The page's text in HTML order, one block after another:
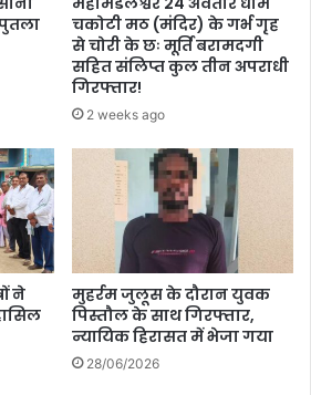
पुतला
चकोटी मठ (मंदिर) के गर्भ गृह
से चोरी के छः मूर्ति बरामदगी
सहित संलिप्त कुल तीन अपराधी
गिरफ्तार!
2 weeks ago
ने
मुहर्रम जुलूस के दौरान युवक
पिस्तौल के साथ गिरफ्तार,
न्यायिक हिरासत में भेजा गया
28/06/2026